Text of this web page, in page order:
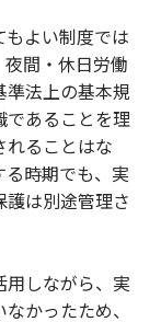
よい制度では
間・休日労働
法上の基本規
あることを理
れることはな
時期でも、実
は別途管理さ
しながら、実
かったため、